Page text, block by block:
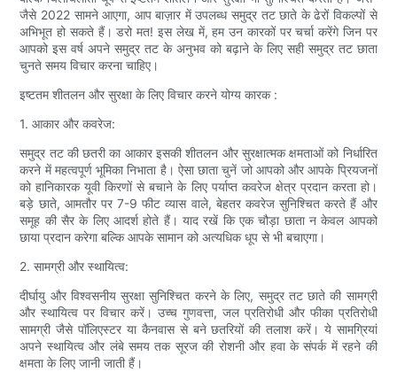
जैसे 2022 सामने आएगा, आप बाज़ार में उपलब्ध समुद्र तट छाते के ढेरों विकल्पों से
अभिभूत हो सकते हैं। डरो मत! इस लेख में, हम उन कारकों पर चर्चा करेंगे जिन पर
आपको इस वर्ष अपने समुद्र तट के अनुभव को बढ़ाने के लिए सही समुद्र तट छाता
चुनते समय विचार करना चाहिए।
इष्टतम शीतलन और सुरक्षा के लिए विचार करने योग्य कारक :
1. आकार और कवरेज:
समुद्र तट की छतरी का आकार इसकी शीतलन और सुरक्षात्मक क्षमताओं को निर्धारित
करने में महत्वपूर्ण भूमिका निभाता है। ऐसा छाता चुनें जो आपको और आपके प्रियजनों
को हानिकारक यूवी किरणों से बचाने के लिए पर्याप्त कवरेज क्षेत्र प्रदान करता हो।
बड़े छाते, आमतौर पर 7-9 फीट व्यास वाले, बेहतर कवरेज सुनिश्चित करते हैं और
समूह की सैर के लिए आदर्श होते हैं। याद रखें कि एक चौड़ा छाता न केवल आपको
छाया प्रदान करेगा बल्कि आपके सामान को अत्यधिक धूप से भी बचाएगा।
2. सामग्री और स्थायित्व:
दीर्घायु और विश्वसनीय सुरक्षा सुनिश्चित करने के लिए, समुद्र तट छाते की सामग्री
और स्थायित्व पर विचार करें। उच्च गुणवत्ता, जल प्रतिरोधी और फीका प्रतिरोधी
सामग्री जैसे पॉलिएस्टर या कैनवास से बने छतरियों की तलाश करें। ये सामग्रियां
अपने स्थायित्व और लंबे समय तक सूरज की रोशनी और हवा के संपर्क में रहने की
क्षमता के लिए जानी जाती हैं।